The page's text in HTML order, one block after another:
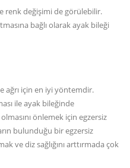
renk değişimi de görülebilir.
bağlı olarak ayak bileği
ağrı için en iyi yöntemdir.
ile ayak bileğinde
önlemek için egzersiz
bulunduğu bir egzersiz
ve diz sağlığını arttırmada çok